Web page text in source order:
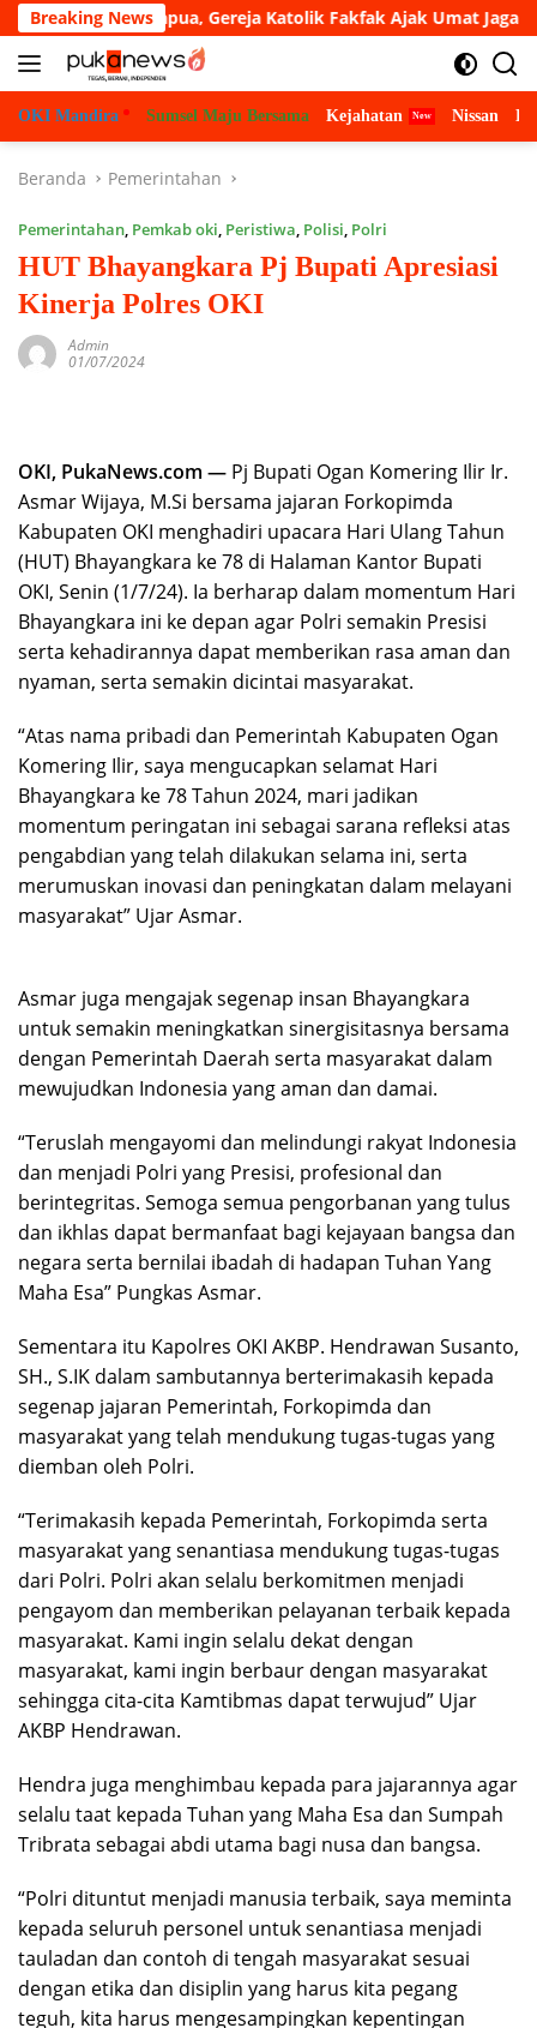
Langsung
ke
konten
Breaking News
Masuk Papua, Gereja Katolik Fakfak Ajak Umat Jaga Toleransi
OKI Mandira Sumsel Maju Bersama Kejahatan Nissan
Beranda Pemerintahan
Pemerintahan, Pemkab oki, Peristiwa, Polisi, Polri
HUT Bhayangkara Pj Bupati Apresiasi
Kinerja Polres OKI
Admin
01/07/2024
OKI, PukaNews.com — Pj Bupati Ogan Komering Ilir Ir.
Asmar Wijaya, M.Si bersama jajaran Forkopimda
Kabupaten OKI menghadiri upacara Hari Ulang Tahun
(HUT) Bhayangkara ke 78 di Halaman Kantor Bupati
OKI, Senin (1/7/24). Ia berharap dalam momentum Hari
Bhayangkara ini ke depan agar Polri semakin Presisi
serta kehadirannya dapat memberikan rasa aman dan
nyaman, serta semakin dicintai masyarakat.
“Atas nama pribadi dan Pemerintah Kabupaten Ogan
Komering Ilir, saya mengucapkan selamat Hari
Bhayangkara ke 78 Tahun 2024, mari jadikan
momentum peringatan ini sebagai sarana refleksi atas
pengabdian yang telah dilakukan selama ini, serta
merumuskan inovasi dan peningkatan dalam melayani
masyarakat” Ujar Asmar.
Asmar juga mengajak segenap insan Bhayangkara
untuk semakin meningkatkan sinergisitasnya bersama
dengan Pemerintah Daerah serta masyarakat dalam
mewujudkan Indonesia yang aman dan damai.
“Teruslah mengayomi dan melindungi rakyat Indonesia
dan menjadi Polri yang Presisi, profesional dan
berintegritas. Semoga semua pengorbanan yang tulus
dan ikhlas dapat bermanfaat bagi kejayaan bangsa dan
negara serta bernilai ibadah di hadapan Tuhan Yang
Maha Esa” Pungkas Asmar.
Sementara itu Kapolres OKI AKBP. Hendrawan Susanto,
SH., S.IK dalam sambutannya berterimakasih kepada
segenap jajaran Pemerintah, Forkopimda dan
masyarakat yang telah mendukung tugas-tugas yang
diemban oleh Polri.
“Terimakasih kepada Pemerintah, Forkopimda serta
masyarakat yang senantiasa mendukung tugas-tugas
dari Polri. Polri akan selalu berkomitmen menjadi
pengayom dan memberikan pelayanan terbaik kepada
masyarakat. Kami ingin selalu dekat dengan
masyarakat, kami ingin berbaur dengan masyarakat
sehingga cita-cita Kamtibmas dapat terwujud” Ujar
AKBP Hendrawan.
Hendra juga menghimbau kepada para jajarannya agar
selalu taat kepada Tuhan yang Maha Esa dan Sumpah
Tribrata sebagai abdi utama bagi nusa dan bangsa.
“Polri dituntut menjadi manusia terbaik, saya meminta
kepada seluruh personel untuk senantiasa menjadi
tauladan dan contoh di tengah masyarakat sesuai
dengan etika dan disiplin yang harus kita pegang
teguh, kita harus mengesampingkan kepentingan